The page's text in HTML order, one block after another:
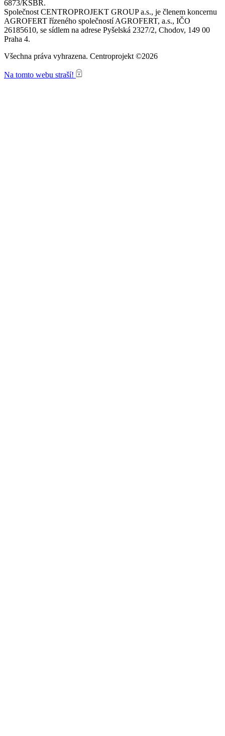
6873/KSBR.
Společnost CENTROPROJEKT GROUP a.s., je členem koncernu
AGROFERT řízeného společností AGROFERT, a.s., IČO
26185610, se sídlem na adrese Pyšelská 2327/2, Chodov, 149 00
Praha 4.
Všechna práva vyhrazena. Centroprojekt ©2026
Na tomto webu straší!